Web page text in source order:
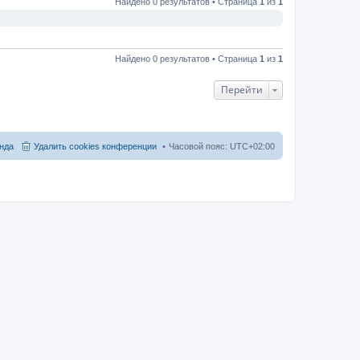
Найдено 0 результатов • Страница 1 из 1
Перейти
Часовой пояс: UTC+02:00
Удалить cookies конференции